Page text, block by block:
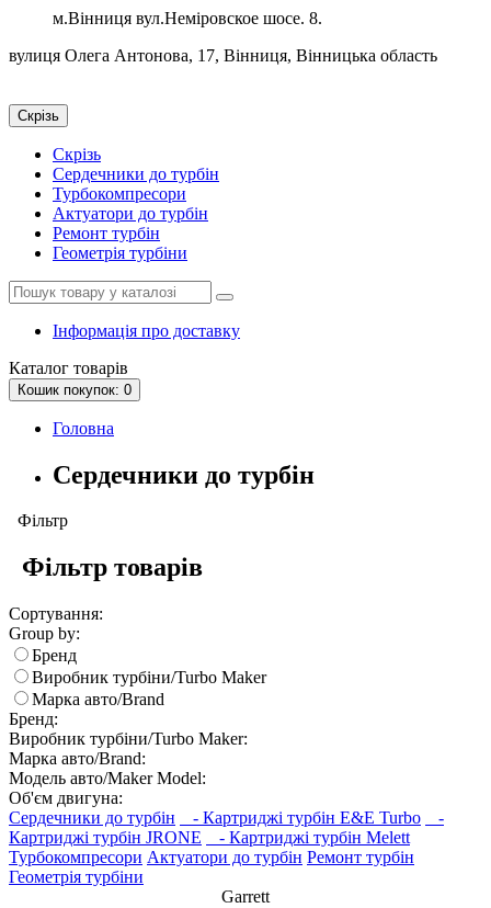
м.Вінниця вул.Неміровское шосе. 8.
вулиця Олега Антонова, 17, Вінниця, Вінницька область
Скрізь
Скрізь
Сердечники до турбін
Турбокомпресори
Актуатори до турбін
Ремонт турбін
Геометрія турбіни
Інформація про доставку
Каталог товарів
Кошик покупок: 0
Головна
Сердечники до турбін
Фільтр
Фільтр товарів
Сортування:
Group by:
Бренд
Виробник турбіни/Turbo Maker
Марка авто/Brand
Бренд:
Виробник турбіни/Turbo Maker:
Марка авто/Brand:
Модель авто/Maker Model:
Об'єм двигуна:
Сердечники до турбін
- Картриджі турбін E&E Turbo
-
Картриджі турбін JRONE
- Картриджі турбін Melett
Турбокомпресори Актуатори до турбін Ремонт турбін
Геометрія турбіни
Garrett